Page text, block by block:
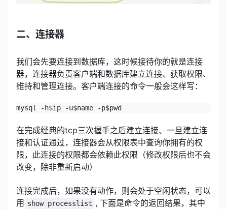
二、连接器
我们会先要连接到数据库，这时候接待你的就是连接
器，连接器负责客户端和数据库建立连接、获取权限、
维持和管理连接。客户端连接的命令一般会这样写：
mysql -h$ip -u$name -p$pwd
在完成经典的tcp三次握手之后建立连接、一旦建立连
接和认证通过，连接器会从权限表中查询你拥有的权
限，此连接的权限都会依赖此权限（修改权限后也不会
改变，除非重新启动）
连接完成后，如果没有动作，则会处于空闲状态，可以
用 show processlist , 下面是命令的返回结果，其中